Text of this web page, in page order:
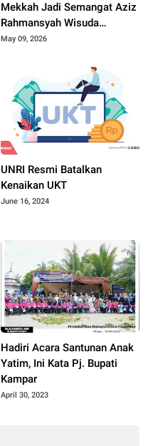
Mekkah Jadi Semangat Aziz
Rahmansyah Wisuda
Bersama Sang Adik
May 09, 2026
UNRI Resmi Batalkan
Kenaikan UKT
June 16, 2024
Hadiri Acara Santunan Anak
Yatim, Ini Kata Pj. Bupati
Kampar
April 30, 2023